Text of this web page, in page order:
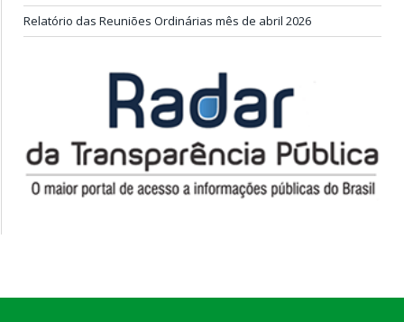
Relatório das Reuniões Ordinárias mês de abril 2026